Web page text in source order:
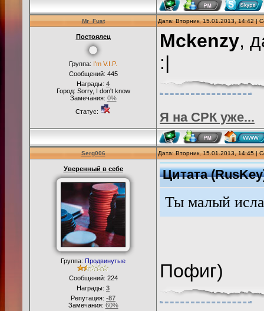
Mr_Fust Дата: Вторник, 15.01.2013, 14:42 |
Постоялец
Группа: I'm V.I.P.
Сообщений: 445
Награды: 4
Город: Sorry, I don't know
Замечания: 0%
Статус:
Mckenzy,
:|
Я на СРК уже...
Serg006 Дата: Вторник, 15.01.2013, 14:45 |
Уверенный в себе
Группа: Продвинутые
Сообщений: 224
Награды: 3
Репутация: -87
Замечания: 60%
Цитата(RusKey
Ты малый
Пофиг)